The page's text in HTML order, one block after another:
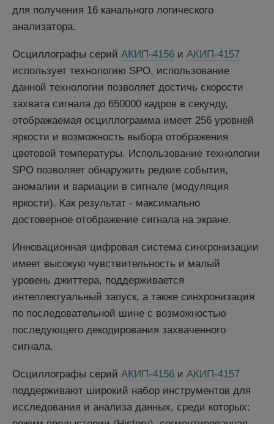
для получения 16 канального логического
анализатора.
Осциллографы серий АКИП-4156 и АКИП-4157
использует технологию SPO, использование
данной технологии позволяет достичь скорости
захвата сигнала до 650000 кадров в секунду,
отображаемая осциллограмма имеет 256 уровней
яркости и возможность выбора отображения
цветовой температуры. Использование технологии
SPO позволяет обнаружить редкие события,
аномалии и вариации в сигнале (модуляция
яркости). Как результат - максимально
достоверное отображение сигнала на экране.
Инновационная цифровая система синхронизации
имеет высокую чувствительность и малый
уровень джиттера, поддерживается
интеллектуальный запуск, а также синхронизация
по последовательной шине с возможностью
последующего декодирования захваченного
сигнала.
Осциллографы серий АКИП-4156 и АКИП-4157
поддерживают широкий набор инструментов для
исследования и анализа данных, среди которых: